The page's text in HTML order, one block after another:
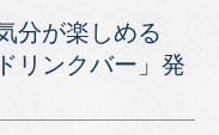
分が楽しめる
リンクバー」発